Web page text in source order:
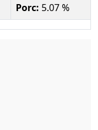
Porc: 5.07 %